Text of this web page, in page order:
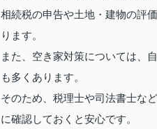
相続税の申告や土地・建物の評
ります。
また、空き家対策については、
も多くあります。
そのため、税理士や司法書士な
に確認しておくと安心です。